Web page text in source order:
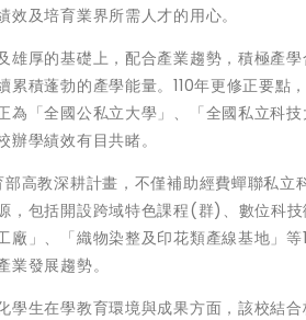
及培育業界所需人才的用心。
雄厚的基礎上，配合產業趨勢，積極產
累積蓬勃的產學能量。110年更修正要
為「全國公私立大學」、「全國私立科
學績效有目共睹。
高教深耕計畫，不僅補助經費蟬聯私
，包括開設跨域特色課程(群)、數位科
廠」、「織物染整及印花類產線基地」
發展趨勢。
學生在學教育環境與成果方面，該校結